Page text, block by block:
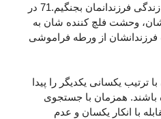
آشپزی به خیابانها آمدیم تا برای زندگی فرزندانمان بجنگیم.71 در
وحشت فلچ کننده شان به
فرزندانشان از ورطه فراموشی
ترتیب یکسانی یکدیگر را پیدا
باشند. همزمان با جستجوی
با انکار یکسان و عدم